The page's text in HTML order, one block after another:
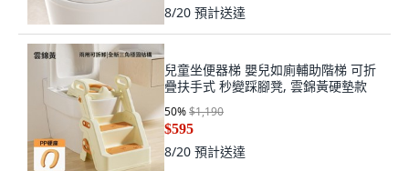
8/20 預計送達
兒童坐便器梯 嬰兒如廁輔助階梯 可折
疊扶手式 秒變踩腳凳, 雲錦黃硬墊款
50%$1,190
$595
8/20 預計送達